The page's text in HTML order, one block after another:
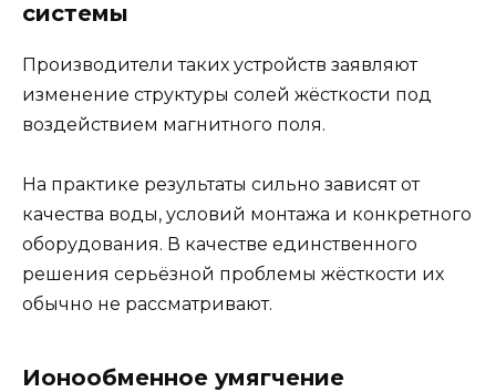
системы
Производители таких устройств заявляют
изменение структуры солей жёсткости под
воздействием магнитного поля.
На практике результаты сильно зависят от
качества воды, условий монтажа и конкретного
оборудования. В качестве единственного
решения серьёзной проблемы жёсткости их
обычно не рассматривают.
Ионообменное умягчение